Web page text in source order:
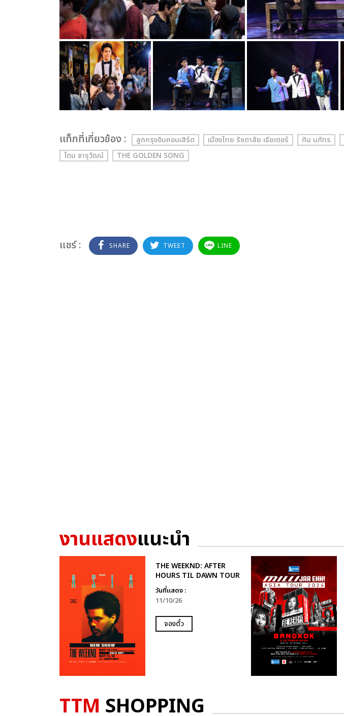
เเท็กที่เกี่ยวข้อง : ลูกกรุงอินคอนเสิร์ต เมืองไทย รัชดาลัย เธียเตอร์ กัน นภัทร
โดม จารุวัฒน์
THE GOLDEN SONG
แชร์ : SHARE TWEET LINE
งานแสดงแนะนำ
THE WEEKND: AFTER
HOURS TIL DAWN TOUR
วันที่แสดง :
11/10/26
จองตั๋ว
TTM SHOPPING